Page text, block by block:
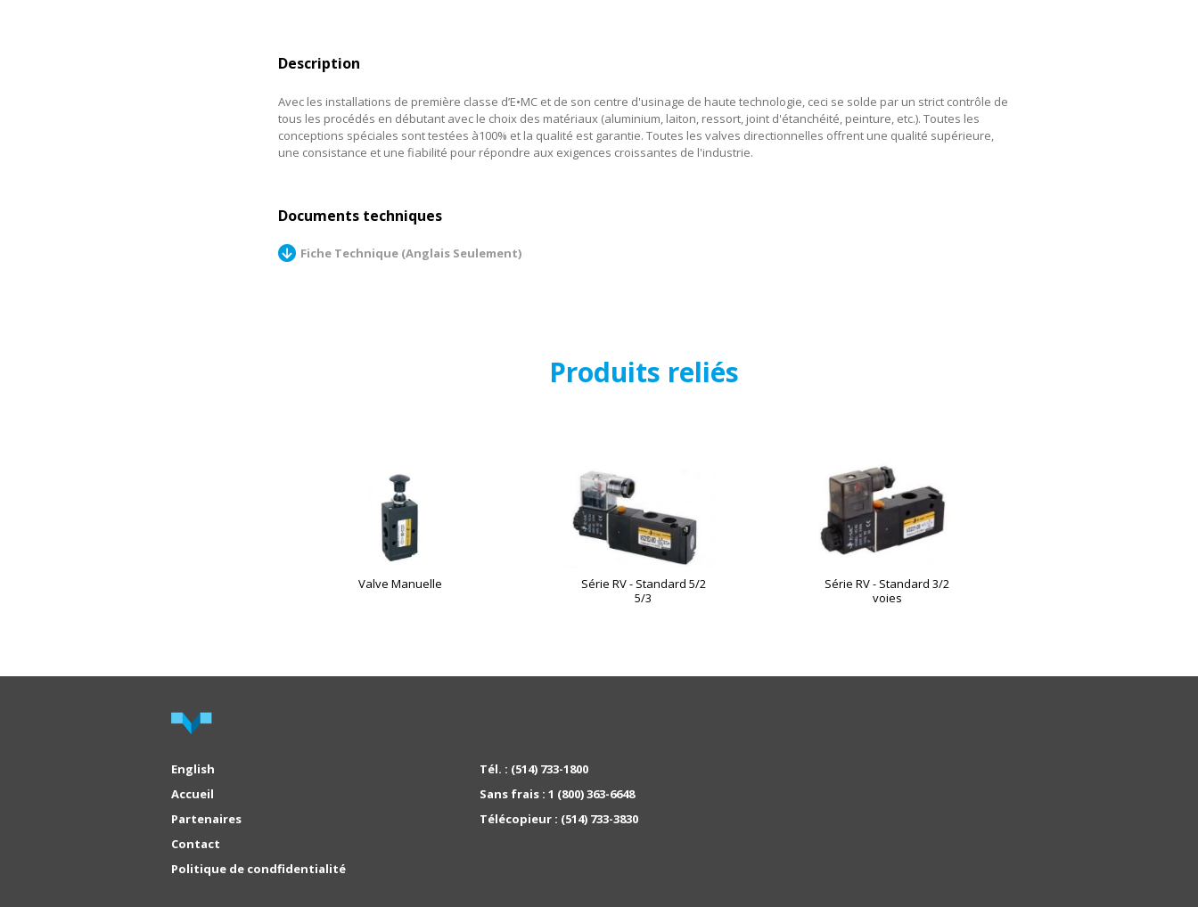
Description
Avec les installations de première classe d’E•MC et de son centre d'usinage de haute technologie, ceci se solde par un strict contrôle de
tous les procédés en débutant avec le choix des matériaux (aluminium, laiton, ressort, joint d'étanchéité, peinture, etc.). Toutes les
conceptions spéciales sont testées à100% et la qualité est garantie. Toutes les valves directionnelles offrent une qualité supérieure,
une consistance et une fiabilité pour répondre aux exigences croissantes de l'industrie.
Documents techniques
Fiche Technique (Anglais Seulement)
Produits reliés
Valve Manuelle
Série RV - Standard 5/2
5/3
Série RV - Standard 3/2
voies
English
Accueil
Partenaires
Contact
Politique de condfidentialité
Tél. : (514) 733-1800
Sans frais : 1 (800) 363-6648
Télécopieur : (514) 733-3830